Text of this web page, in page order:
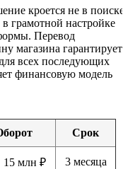
кроется не в поиске
грамотной настройке
Перевод
магазина гарантирует
всех последующих
финансовую модель
Срок
млн ₽ 3 месяца